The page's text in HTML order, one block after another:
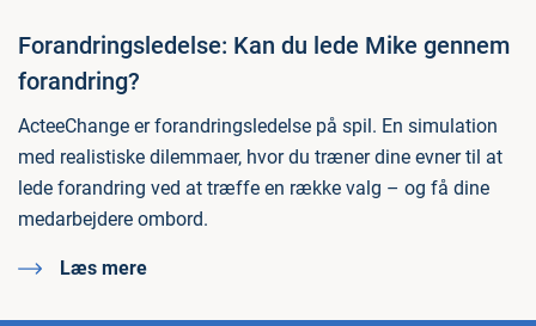
Forandringsledelse: Kan du lede Mike gennem
forandring?
ActeeChange er forandringsledelse på spil. En simulation
med realistiske dilemmaer, hvor du træner dine evner til at
lede forandring ved at træffe en række valg – og få dine
medarbejdere ombord.
Læs mere